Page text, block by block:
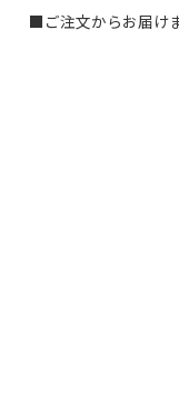
■ご注文からお届け